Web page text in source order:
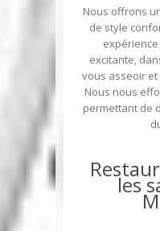
Nous offrons
de style
excitante,
vous asseoir
Nous nous
permettant de
les